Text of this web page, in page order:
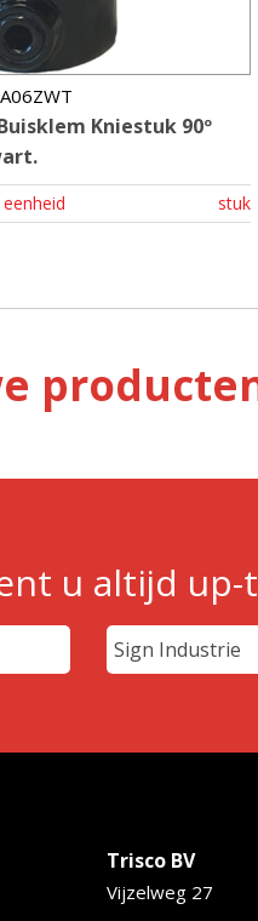
Kniestuk 90º
stuk
u altijd up-
Trisco BV
Vijzelweg 27